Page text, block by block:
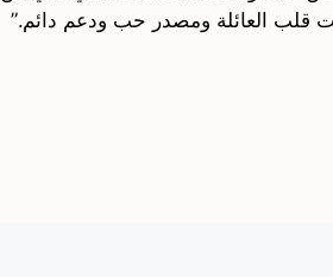
قلب العائلة ومصدر حب ودعم دائم.”